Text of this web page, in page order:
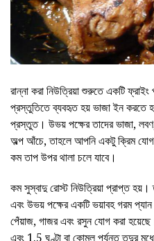
রান্না করা নিউত্রিয়া শুরুতে একটি
প্রস্তুতিতে ব্যবহৃত হয় ভাজা ইন করতে
প্রস্তুত। উভয় পক্ষের তাদের ভাজা,
অল্প আঁচে, তাহলে আপনি একটু ক্রিম
কম তাপ উপর থালা চলে যাবে।
কম সুস্বাদু রোস্ট নিউত্রিয়া প্রাপ্ত
এবং উভয় পক্ষের একটি ভয়াবহ গরম
পেঁয়াজ, গাজর এবং রসুন যোগ করা
এবং 1.5 ঘণ্টা বা কোমল পর্যন্ত তন্দুর